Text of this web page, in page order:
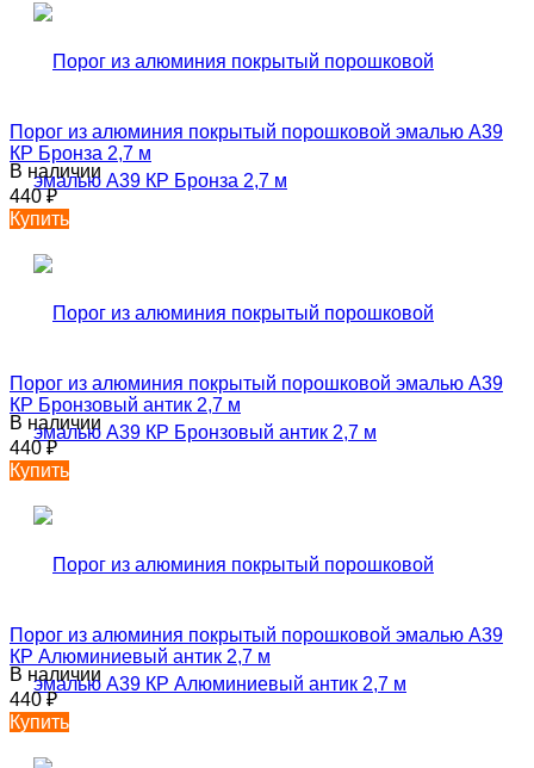
Порог из алюминия покрытый порошковой эмалью А39
КР Бронза 2,7 м
В наличии
440₽
Купить
Порог из алюминия покрытый порошковой эмалью А39
КР Бронзовый антик 2,7 м
В наличии
440₽
Купить
Порог из алюминия покрытый порошковой эмалью А39
КР Алюминиевый антик 2,7 м
В наличии
440₽
Купить